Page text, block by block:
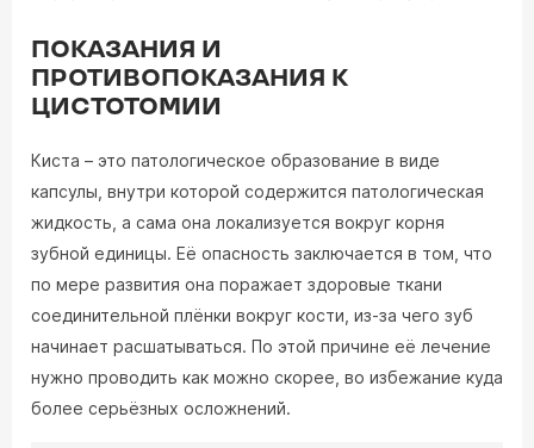
ПОКАЗАНИЯ И
ПРОТИВОПОКАЗАНИЯ К
ЦИСТОТОМИИ
Киста – это патологическое образование в виде
капсулы, внутри которой содержится патологическая
жидкость, а сама она локализуется вокруг корня
зубной единицы. Её опасность заключается в том, что
по мере развития она поражает здоровые ткани
соединительной плёнки вокруг кости, из-за чего зуб
начинает расшатываться. По этой причине её лечение
нужно проводить как можно скорее, во избежание куда
более серьёзных осложнений.